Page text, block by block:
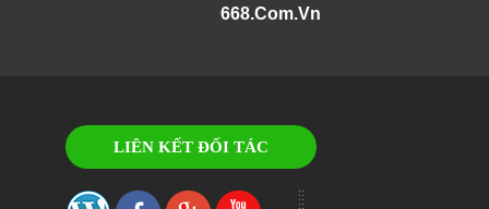
668.Com.Vn
LIÊN KẾT ĐỐI TÁC